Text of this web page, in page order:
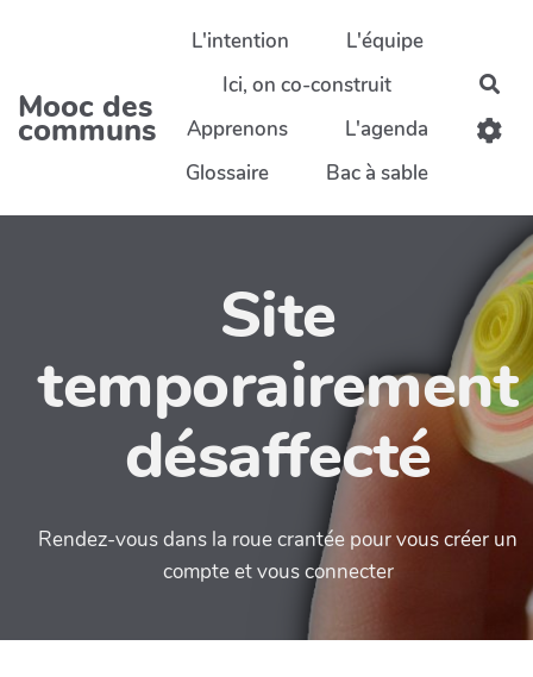
Aller au contenu principal
Mooc des
communs
L'intention
L'équipe
Ici, on co-construit
Apprenons
L'agenda
Glossaire
Bac à sable
Site
temporairement
désaffecté
Rendez-vous dans la roue crantée pour vous créer un
compte et vous connecter